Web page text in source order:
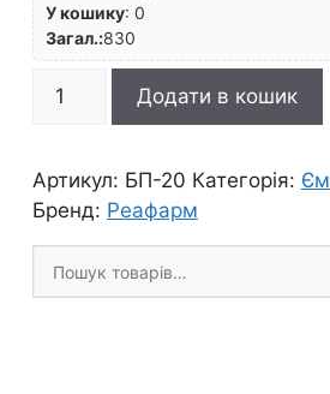
У кошику: 0
Загал.:830
Баночка
пластикова
з
кришкою
мл
(для
Додати в кошик
Артикул: БП-20 Категорія:
Бренд: Реафарм
Шукати
товари